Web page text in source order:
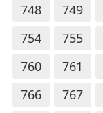
748
749
754
755
760
761
766
767